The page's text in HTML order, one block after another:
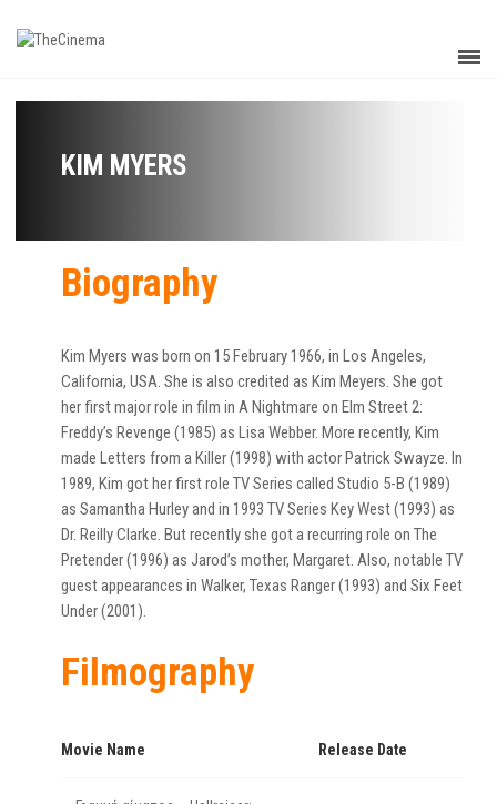
KIM MYERS
Biography
Kim Myers was born on 15 February 1966, in Los Angeles,
California, USA. She is also credited as Kim Meyers. She got
her first major role in film in A Nightmare on Elm Street 2:
Freddy’s Revenge (1985) as Lisa Webber. More recently, Kim
made Letters from a Killer (1998) with actor Patrick Swayze. In
1989, Kim got her first role TV Series called Studio 5-B (1989)
as Samantha Hurley and in 1993 TV Series Key West (1993) as
Dr. Reilly Clarke. But recently she got a recurring role on The
Pretender (1996) as Jarod’s mother, Margaret. Also, notable TV
guest appearances in Walker, Texas Ranger (1993) and Six Feet
Under (2001).
Filmography
Movie Name Release Date